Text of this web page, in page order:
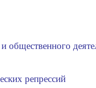
общественного
репрессий